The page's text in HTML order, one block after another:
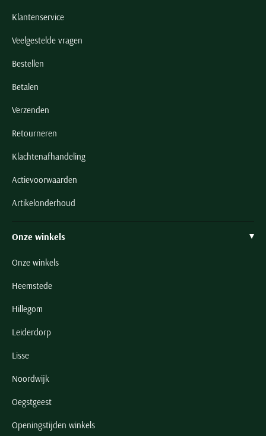
Klantenservice
Veelgestelde vragen
Bestellen
Betalen
Verzenden
Retourneren
Klachtenafhandeling
Actievoorwaarden
Artikelonderhoud
Onze winkels
Onze winkels
Heemstede
Hillegom
Leiderdorp
Lisse
Noordwijk
Oegstgeest
Openingstijden winkels